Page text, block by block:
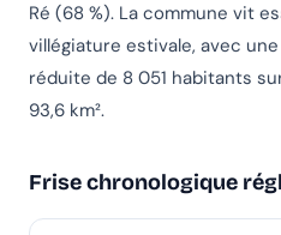
Ré (68 %). La commune vit
villégiature estivale, avec
réduite de 8 051 habitants
93,6 km².
Frise chronologique